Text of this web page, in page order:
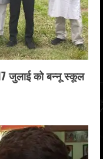
जुलाई को बन्नू स्कूल